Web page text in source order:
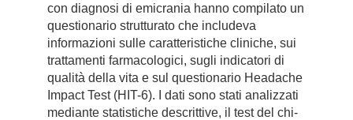
con diagnosi di emicrania hanno compilato un
questionario strutturato che includeva
informazioni sulle caratteristiche cliniche, sui
trattamenti farmacologici, sugli indicatori di
qualità della vita e sul questionario Headache
Impact Test (HIT-6). I dati sono stati analizzati
mediante statistiche descrittive, il test del chi-